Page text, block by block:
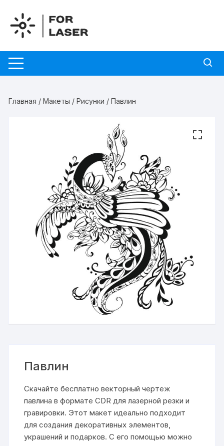
содержимому
Главная /Макеты /Рисунки / Павлин
Павлин
Скачайте бесплатно векторный чертеж
павлина в формате CDR для лазерной резки и
гравировки. Этот макет идеально подходит
для создания декоративных элементов,
украшений и подарков. С его помощью можно